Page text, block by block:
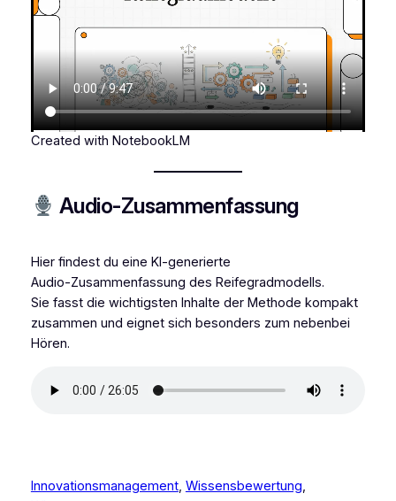
Created with NotebookLM
Audio-Zusammenfassung
Hier findest du eine KI‑generierte
Audio‑Zusammenfassung des Reifegradmodells.
Sie fasst die wichtigsten Inhalte der Methode kompakt
zusammen und eignet sich besonders zum nebenbei
Hören.
Innovationsmanagement, Wissensbewertung